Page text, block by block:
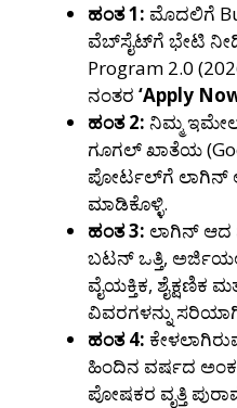
ಹಂತ 1: ಮೊದಲಿಗೆ
ವೆಬ್‌ಸೈಟ್‌ಗೆ ಭೇಟಿ
Program 2.0
ನಂತರ ‘Apply
ಹಂತ 2: ನಿಮ್ಮ
ಗೂಗಲ್ ಖಾತೆಯ
ಪೋರ್ಟಲ್‌ಗೆ ಲಾಗಿನ್
ಮಾಡಿಕೊಳ್ಳಿ.
ಹಂತ 3: ಲಾಗಿನ್ ಆದ
ಬಟನ್ ಒತ್ತಿ,
ವೈಯಕ್ತಿಕ, ಶೈಕ್ಷಣಿಕ
ವಿವರಗಳನ್ನು
ಹಂತ 4:
ಹಿಂದಿನ ವರ್ಷದ
ಪೋಷಕರ ವೃತ್ತಿ